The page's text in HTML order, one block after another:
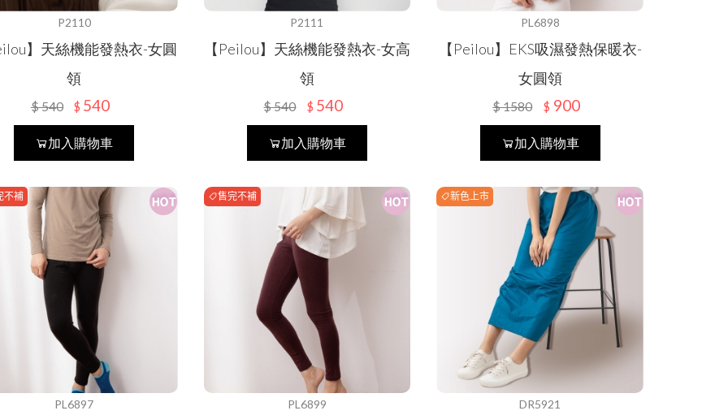
防曬裙
抗暑配件
防寒配件
內衣褲
防寒配件
男內衣褲
配件
吸汗/涼感透氣
抑菌消臭
機能系列
膠原蛋白
五趾襪
保暖抗寒
幼童專區
居家用品
涼感寢具
毛巾
浴巾/袍
小方巾
乾髮帽
保健護具
貝柔
秋冬防寒
圍巾
毛帽
保暖衣褲
保暖手套
保暖襪類
新春特賣
DR.WOW
貝柔國際
貝寶
KAEPA
DR嚴選
P2110
】天絲機能發熱衣-女圓
領
$540 $ 540
加入購物車
P2111
【Peilou】天絲機能發熱衣-女高
領
$540 $ 540
加入購物車
PL6898
【Peilou】EKS吸濕發熱保暖衣-
女圓領
$1580 $ 900
加入購物車
不補
PL6897
售完不補
PL6899
新色上市
DR5921